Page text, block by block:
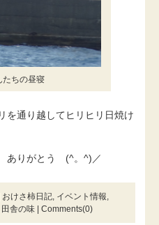
たちの昼寝
を通り越してヒリヒリ日焼け
りがとう (^。^)／
おけさ柿日記, イベント情報,
田舎の味| Comments(0)